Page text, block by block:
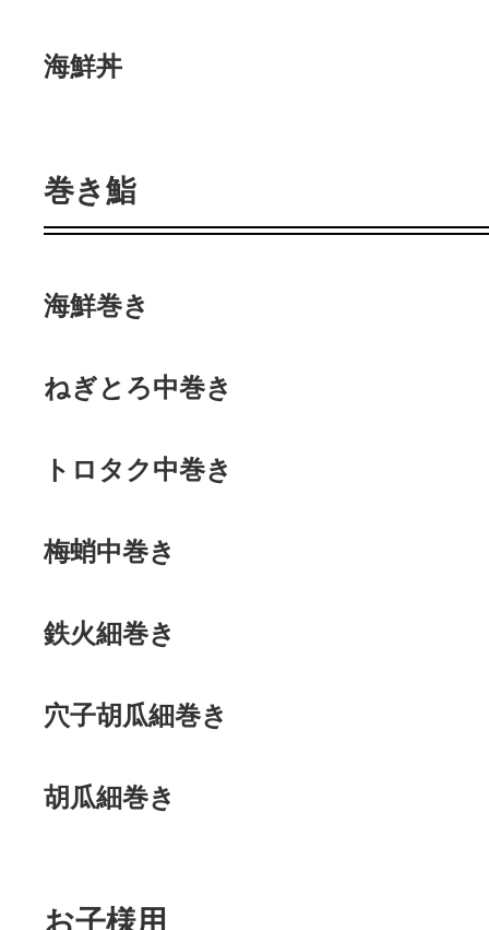
海鮮丼
巻き鮨
海鮮巻き
ねぎとろ中巻き
トロタク中巻き
梅蛸中巻き
鉄火細巻き
穴子胡瓜細巻き
胡瓜細巻き
お子様用